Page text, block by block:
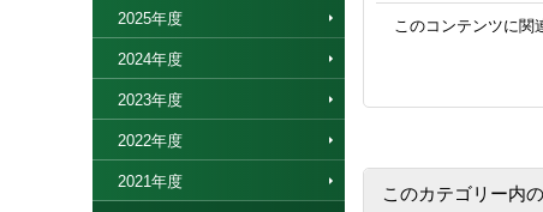
2025年度
2024年度
2023年度
2022年度
2021年度
このコンテンツに関
このカテゴリー内